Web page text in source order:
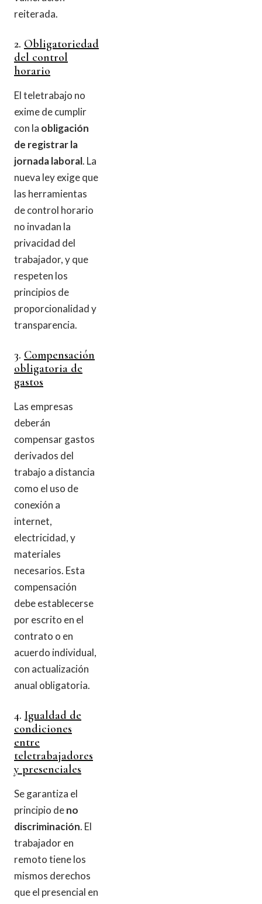
reiterada.
2. Obligatoriedad
del control
horario
El teletrabajo no
exime de cumplir
con la obligación
de registrar la
jornada laboral. La
nueva ley exige que
las herramientas
de control horario
no invadan la
privacidad del
trabajador, y que
respeten los
principios de
proporcionalidad y
transparencia.
3. Compensación
obligatoria de
gastos
Las empresas
deberán
compensar gastos
derivados del
trabajo a distancia
como el uso de
conexión a
internet,
electricidad, y
materiales
necesarios. Esta
compensación
debe establecerse
por escrito en el
contrato o en
acuerdo individual,
con actualización
anual obligatoria.
4. Igualdad de
condiciones
entre
teletrabajadores
y presenciales
Se garantiza el
principio deno
discriminación. El
trabajador en
remoto tiene los
mismos derechos
que el presencial en